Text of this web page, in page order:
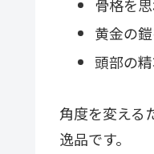
骨格を
黄金の
頭部の
角度を変える
逸品です。